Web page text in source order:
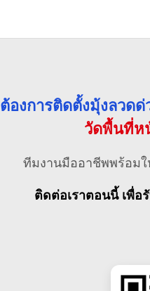
ต้องการติดตั้งมุ้งลวด
วัดพื้นที่ห
ทีมงานมืออาชีพพร้อม
ติดต่อเราตอนนี้ เพื่อ